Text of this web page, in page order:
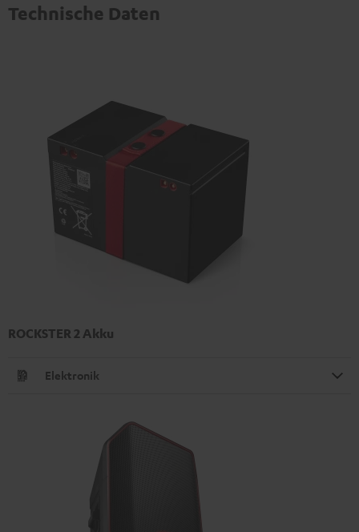
Technische Daten
ROCKSTER 2 Akku
Elektronik